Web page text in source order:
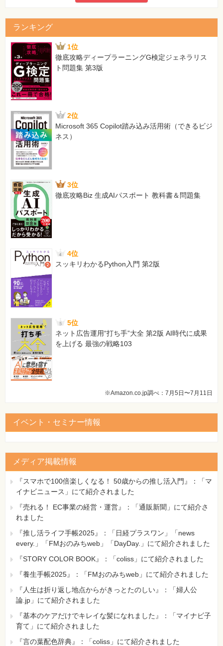
ランキング
1位
徹底攻略ディープラーニングG検定ジェネラリス
ト問題集 第3版
2位
Microsoft 365 Copilot踏み込み活用術（できるビジ
ネス）
3位
徹底攻略Biz 生成AIパスポート 教科書＆問題集
4位
スッキリわかるPython入門 第2版
5位
ネット広告運用“打ち手”大全 第2版 AI時代に成果
を上げる 最強の戦略103
※Amazon.co.jp調べ：7月5日〜7月11日
イベント・セミナー情報
メディア掲載情報
『スマホで100倍楽しくなる！ 50歳からの推し活入門』：「マ
イナビニュース」にて紹介されました
『売れる！ EC事業の経営・運営』：「通販新聞」にて紹介さ
れました
『推し活ライフ手帳2025』：「日経プラスワン」「news
every.」「FMおのみちweb」「DayDay.」にて紹介されました
『STORY COLOR BOOK』：「coliss」にて紹介されました
『養生手帳2025』：「FMおのみちweb」にて紹介されました
『人生は折り返し地点からがきっとたのしい』：「婦人公
論.jp」にて紹介されました
『基本のケアだけでキレイな髪になれました』：「マイナビ子
育て」にて紹介されました
『言の葉配色辞典』：「coliss」にて紹介されました